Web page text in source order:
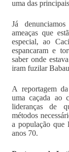
uma das
Já
ameaças que
especial, ao
espancaram e
saber onde
iram fuzilar
A reportagem
uma caçada ao
lideranças de
métodos
a população que
anos 70.